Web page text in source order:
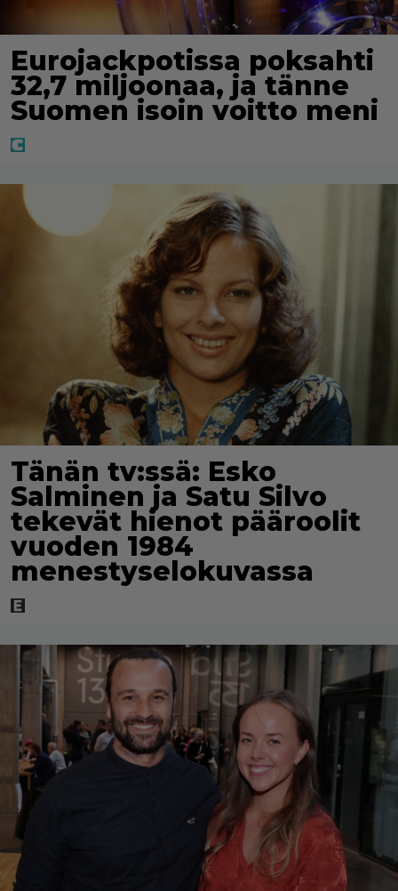
Eurojackpotissa poksahti
32,7 miljoonaa, ja tänne
Suomen isoin voitto meni
Tänän tv:ssä: Esko
Salminen ja Satu Silvo
tekevät hienot pääroolit
vuoden 1984
menestyselokuvassa